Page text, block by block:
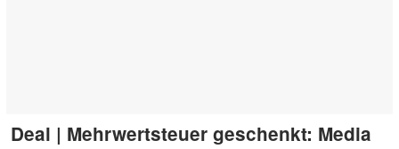
Deal | Mehrwertsteuer geschenkt: Media